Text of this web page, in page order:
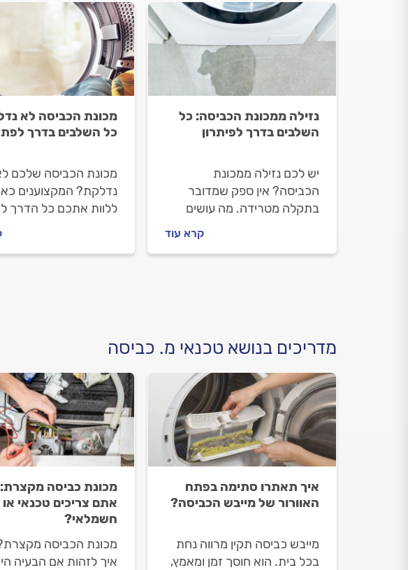
נזילה ממכונת הכביסה: כל
השלבים בדרך לפיתרון
יש לכם נזילה ממכונת
הכביסה? אין ספק שמדובר
בתקלה מטרידה. מה עושים
כביסה וכמה יעלה לכם התיקון?
קבלו את כל הטיפים של
קרא עוד
מכונת הכביסה לא
כל השלבים בדרך
מכונת הכביסה שלכם
נדלקת? המקצוענים
ללוות אתכם כל הדרך
שמזמינים טכנאי וכמה
לכם לתקן את התקלה?
מדריכים בנושא טכנאי מ. כביסה
איך תאתרו סתימה בפתח
האוורור של מייבש הכביסה?
מייבש כביסה תקין מרווה נחת
בכל בית. הוא חוסך זמן ומאמץ,
מכונת כביסה
אתם צריכים טכנאי או
חשמלאי?
מכונת הכביסה
איך לזהות אם הבעיה